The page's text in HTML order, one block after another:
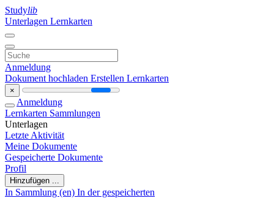
Studylib
Unterlagen Lernkarten
Anmeldung
Dokument hochladen Erstellen Lernkarten
×
Anmeldung
Lernkarten Sammlungen
Unterlagen
Letzte Aktivität
Meine Dokumente
Gespeicherte Dokumente
Profil
Hinzufügen ...
In Sammlung (en) In der gespeicherten